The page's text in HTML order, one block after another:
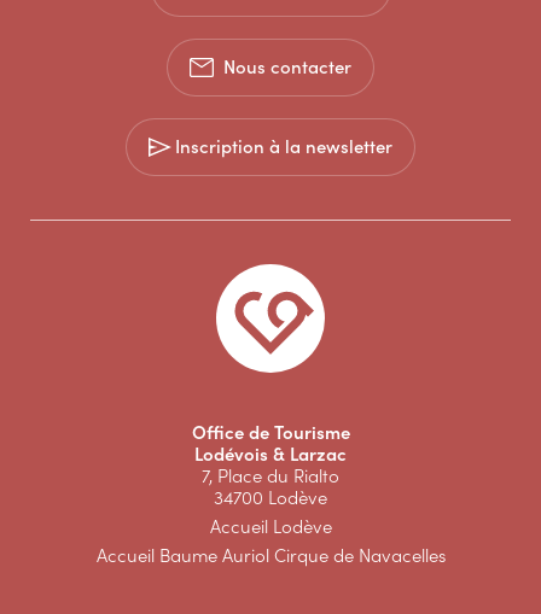
Nous contacter
Inscription à la newsletter
Office de Tourisme
Lodévois & Larzac
7, Place du Rialto
34700 Lodève
Accueil Lodève
Accueil Baume Auriol Cirque de Navacelles